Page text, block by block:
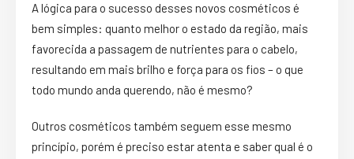
A lógica para o sucesso desses novos cosméticos é
bem simples: quanto melhor o estado da região, mais
favorecida a passagem de nutrientes para o cabelo,
resultando em mais brilho e força para os fios – o que
todo mundo anda querendo, não é mesmo?
Outros cosméticos também seguem esse mesmo
princípio, porém é preciso estar atenta e saber qual é o